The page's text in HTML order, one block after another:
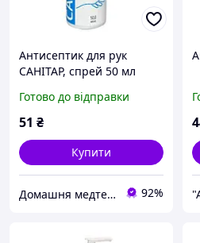
Антисептик для рук
САНІТАР, спрей 50 мл
Готово до відправки
51 ₴
Купити
Домашня медтехніка та ортопедичні товари 92%